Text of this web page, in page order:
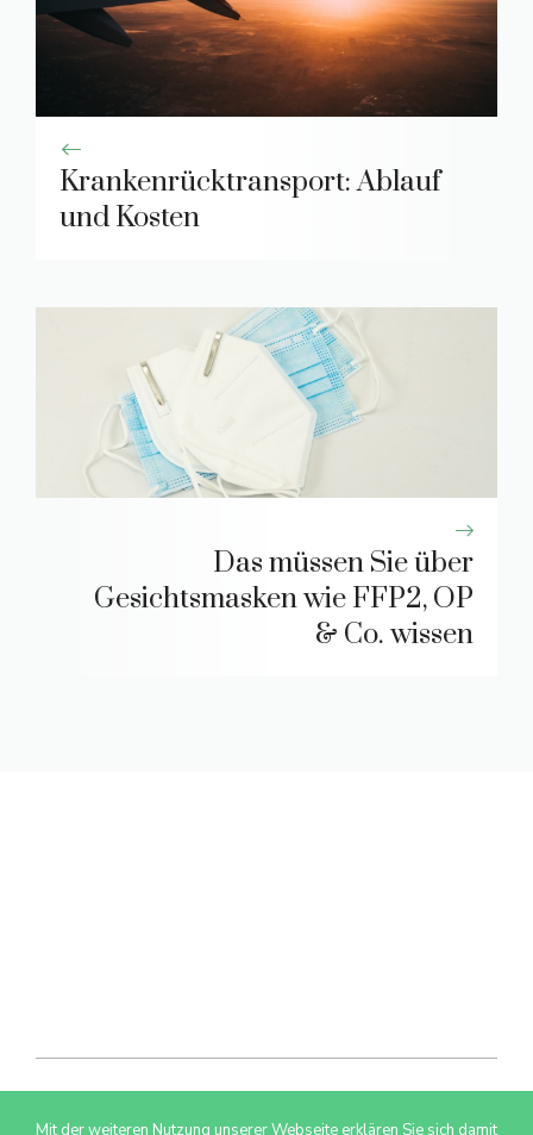
Krankenrücktransport: Ablauf
und Kosten
Das müssen Sie über
Gesichtsmasken wie FFP2, OP
& Co. wissen
Mit der weiteren Nutzung unserer Webseite erklären Sie sich damit